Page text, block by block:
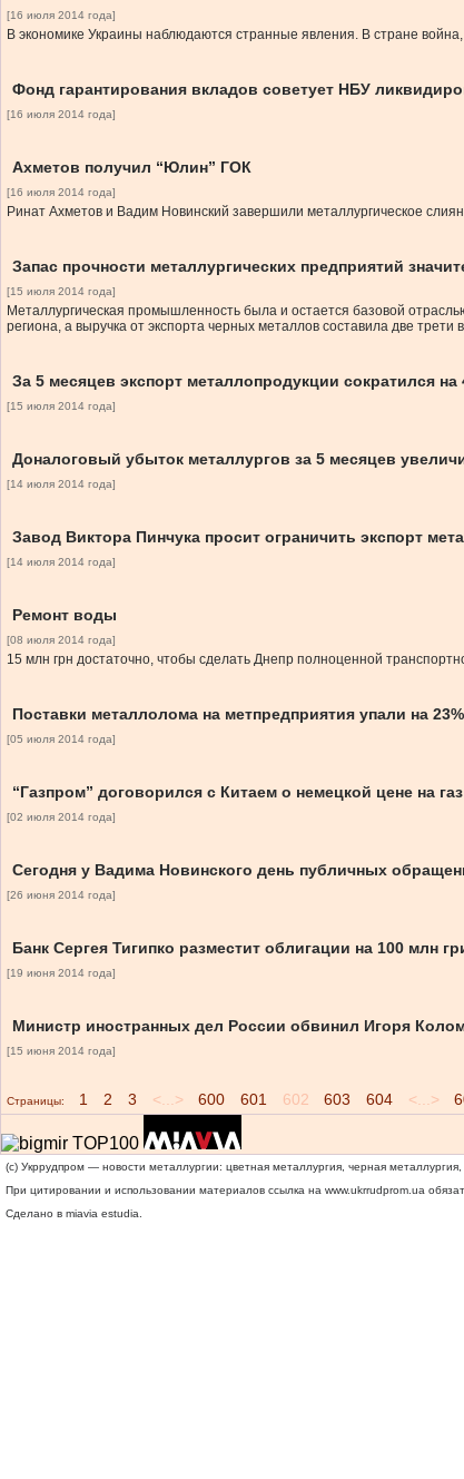
[16 июля 2014 года]
В экономике Украины наблюдаются странные явления. В стране
Фонд гарантирования вкладов советует НБУ
[16 июля 2014 года]
Ахметов получил “Юлин” ГОК
[16 июля 2014 года]
Ринат Ахметов и Вадим Новинский завершили металлургическое
Запас прочности металлургических предприятий
[15 июля 2014 года]
Металлургическая промышленность была и остается базовой
региона, а выручка от экспорта черных металлов составила две
За 5 месяцев экспорт металлопродукции сократился
[15 июля 2014 года]
Доналоговый убыток металлургов за 5 месяцев
[14 июля 2014 года]
Завод Виктора Пинчука просит ограничить экспорт
[14 июля 2014 года]
Ремонт воды
[08 июля 2014 года]
15 млн грн достаточно, чтобы сделать Днепр полноценной
Поставки металлолома на метпредприятия упали на 23%
[05 июля 2014 года]
“Газпром” договорился с Китаем о немецкой цене на газ
[02 июля 2014 года]
Сегодня у Вадима Новинского день публичных
[26 июня 2014 года]
Банк Сергея Тигипко разместит облигации на 100 млн
[19 июня 2014 года]
Министр иностранных дел России обвинил Игоря
[15 июня 2014 года]
Страницы: 1 2 3 <...> 600 601 602 603 604 <...>
(c) Укррудпром — новости металлургии: цветная металлургия, черная
При цитировании и использовании материалов ссылка на www.ukrrudprom.ua
Сделано в miavia estudia.